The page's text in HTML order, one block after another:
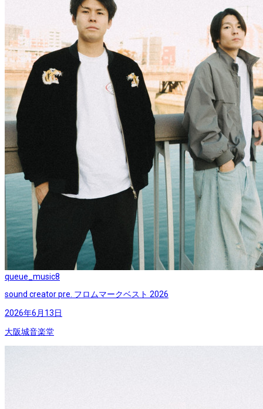
queue_music8
sound creator pre. フロムマークベスト 2026
2026年6月13日
大阪城音楽堂